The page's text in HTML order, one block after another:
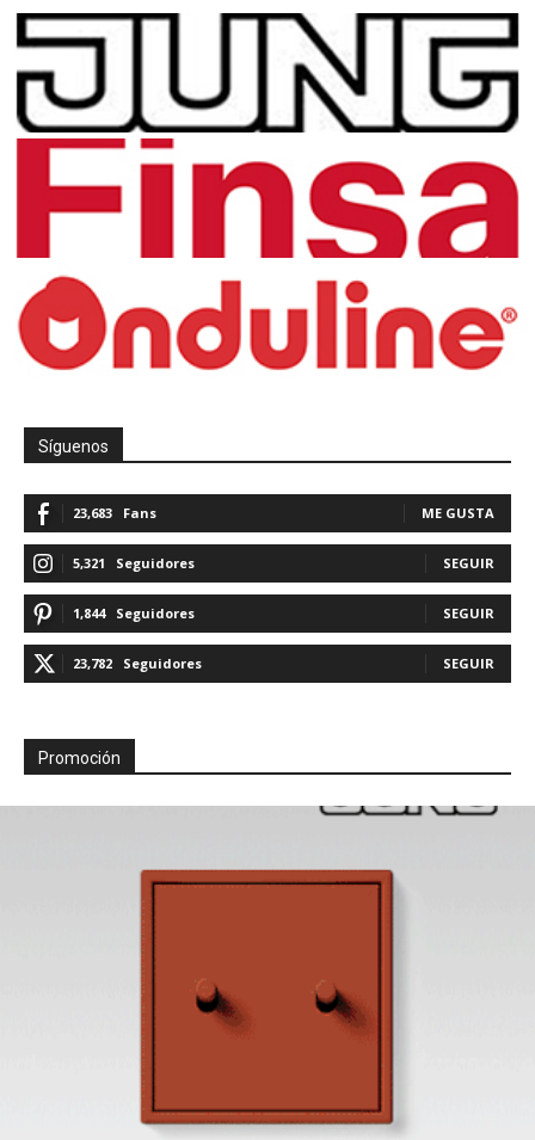
Síguenos
23,683 Fans ME GUSTA
5,321 Seguidores SEGUIR
1,844 Seguidores SEGUIR
23,782 Seguidores SEGUIR
Promoción